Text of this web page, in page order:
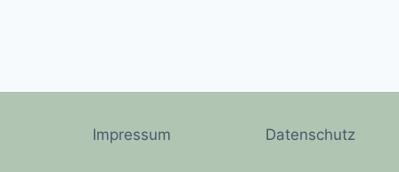
Impressum Datenschutz